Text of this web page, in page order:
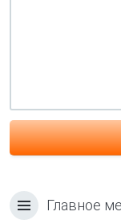
Главное